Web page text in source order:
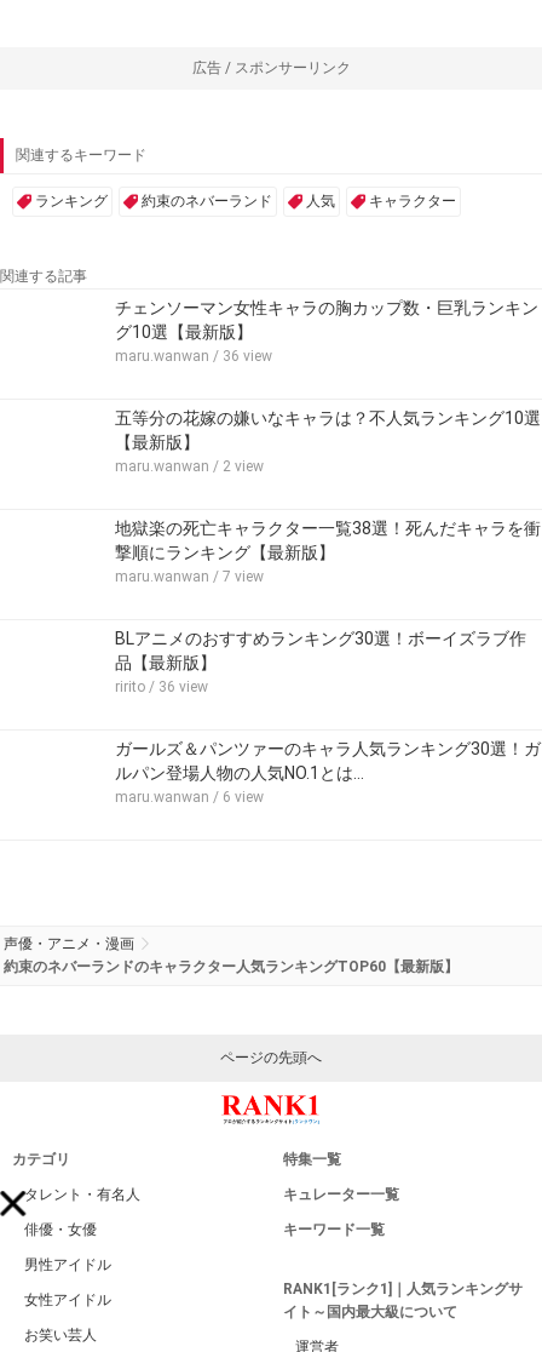
広告 / スポンサーリンク
関連するキーワード
ランキング 約束のネバーランド 人気 キャラクター
関連する記事
チェンソーマン女性キャラの胸カップ数・巨乳ランキン
グ10選【最新版】
maru.wanwan / 36 view
五等分の花嫁の嫌いなキャラは？不人気ランキング10選
【最新版】
maru.wanwan / 2 view
地獄楽の死亡キャラクター一覧38選！死んだキャラを衝
撃順にランキング【最新版】
maru.wanwan / 7 view
BLアニメのおすすめランキング30選！ボーイズラブ作
品【最新版】
ririto / 36 view
ガールズ＆パンツァーのキャラ人気ランキング30選！ガ
ルパン登場人物の人気NO.1とは…
maru.wanwan / 6 view
声優・アニメ・漫画
約束のネバーランドのキャラクター人気ランキングTOP60【最新版】
ページの先頭へ
カテゴリ
タレント・有名人
俳優・女優
男性アイドル
女性アイドル
お笑い芸人
特集一覧
キュレーター一覧
キーワード一覧
RANK1[ランク1]｜人気ランキングサ
イト～国内最大級について
運営者